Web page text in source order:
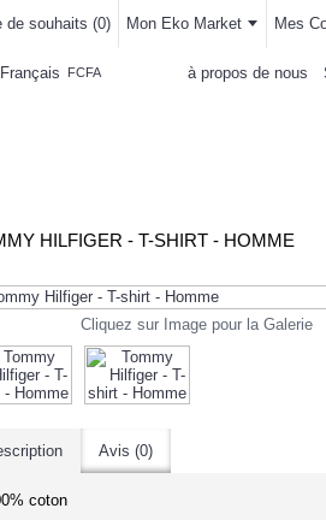
de souhaits (0) Mon Eko Market Mes
Français FCFA à propos de nous
HILFIGER - T-SHIRT - HOMME
Cliquez sur Image pour la Galerie
Avis (0)
coton